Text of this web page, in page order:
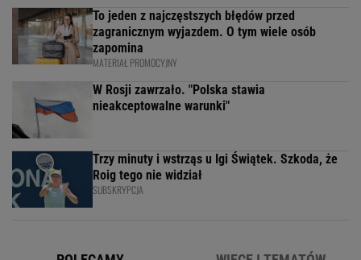
To jeden z najczęstszych błędów przed
zagranicznym wyjazdem. O tym wiele osób
zapomina
MATERIAŁ PROMOCYJNY
W Rosji zawrzało. "Polska stawia
nieakceptowalne warunki"
Trzy minuty i wstrząs u Igi Świątek. Szkoda, że
Roig tego nie widział
SUBSKRYPCJA